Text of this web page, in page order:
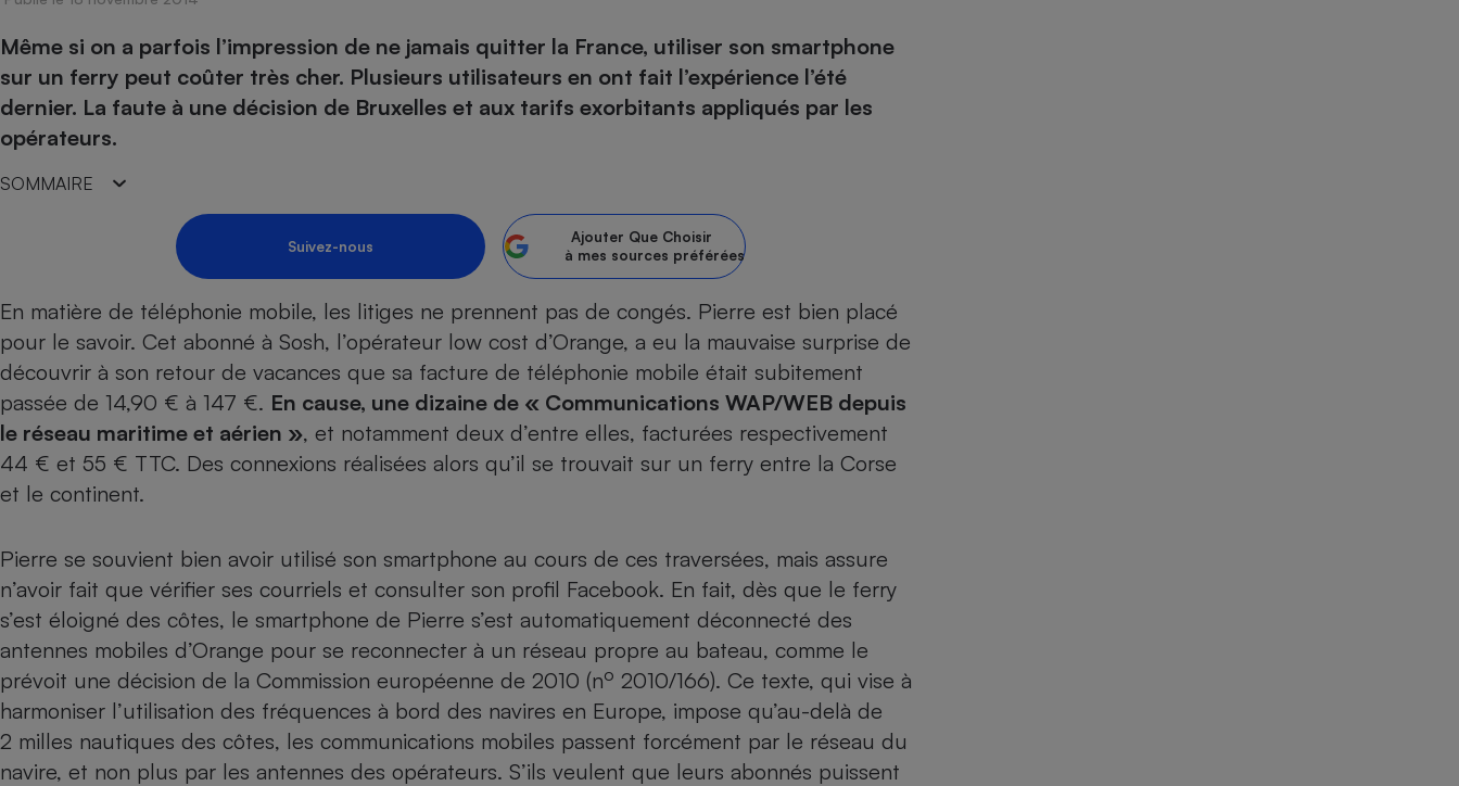
Même si on a parfois l’impression de ne jamais quitter la France, utiliser son smartphone
sur un ferry peut coûter très cher. Plusieurs utilisateurs en ont fait l’expérience l’été
dernier. La faute à une décision de Bruxelles et aux tarifs exorbitants appliqués par les
opérateurs.
SOMMAIRE
Suivez-nous
Ajouter Que Choisir
à mes sources préférées
En matière de téléphonie mobile, les litiges ne prennent pas de congés. Pierre est bien placé
pour le savoir. Cet abonné à Sosh, l’opérateur low cost d’Orange, a eu la mauvaise surprise de
découvrir à son retour de vacances que sa facture de téléphonie mobile était subitement
passée de 14,90 € à 147 €. En cause, une dizaine de « Communications WAP/WEB depuis
le réseau maritime et aérien », et notamment deux d’entre elles, facturées respectivement
44 € et 55 € TTC. Des connexions réalisées alors qu’il se trouvait sur un ferry entre la Corse
et le continent.
Pierre se souvient bien avoir utilisé son smartphone au cours de ces traversées, mais assure
n’avoir fait que vérifier ses courriels et consulter son profil Facebook. En fait, dès que le ferry
s’est éloigné des côtes, le smartphone de Pierre s’est automatiquement déconnecté des
antennes mobiles d’Orange pour se reconnecter à un réseau propre au bateau, comme le
prévoit une décision de la Commission européenne de 2010 (no 2010/166). Ce texte, qui vise à
harmoniser l’utilisation des fréquences à bord des navires en Europe, impose qu’au-delà de
2 milles nautiques des côtes, les communications mobiles passent forcément par le réseau du
navire, et non plus par les antennes des opérateurs. S’ils veulent que leurs abonnés puissent
Produit alimentaire
Sécurité - Hygiène
Supermarché - Drive
Circuits courts et
alimentation locale
Complément
alimentaire
Foie gras
Champagne - Comment choisir une
Assurance
Banque - Crédit
Mutuelle Banque en ligne
Assurance emprunteur Assurance vie
Carburant
Circulation routière
Contrôle technique - Réparation
Comparateur auto
Supermarché - Drive
Comparatif sèche-linge
Comparatif plaque à induction
Comparatif hotte aspirante
Comparatif aspirateur balai
Comparatif aspirateur traîneau
Comparatif cafetière automatique
Comparatif robot cuiseur
Comparatif centrale vapeur
Gros électroménager
Petit électroménager - Ustensile
Électricité - Gaz
Panneaux
photovoltaïques
Comparatif smartphone
Comparatif barre de son
Comparatif imprimante multifonction
Comparatif ultrabook
Comparatif tablette tactile
Image et son
Informatique
Téléphonie
Crédit immobilier
Comparatif nettoyeur haute
pression
Comparatif poêle à granulés
Comparatif radiateur électrique
Aménagement
Bricolage - Jardinage
Chauffage
Produit d'entretien
Sécurité domestique
Matelas Poêle à granulés
Comparateur mutuelle
Maladie - Médecine - Médicament
Système de santé - Complémentaire santé
Puériculture - Produit
pour bébé
Choisir son fioul
Choisir son pellet
Comparateur assurance emprunteur
Energie Moins Chère Ensemble
Tous les comparateurs
Toutes les cartes interactives
Speedtest - Testez le débit de votre
connexion Internet
nous ?